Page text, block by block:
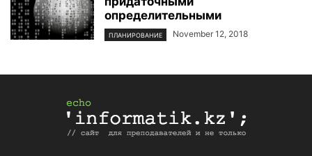
определительными
ПЛАНИРОВАНИЕ November 12, 2018